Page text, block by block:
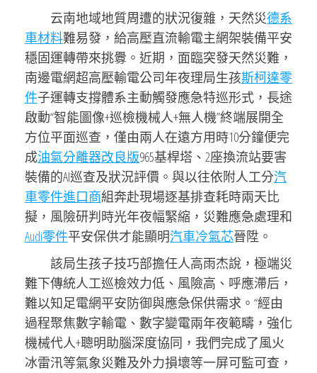
云南地域地質周遭的狀況復雜，天然災德系
車材料難易發，給高壓直流輸電主網架裝備平安
穩固運轉帶來挑釁。近期，面臨突發天然災難，
南邊電網超高壓輸電公司年夜理局生孩斯柯達零
件子運轉支撐體系主動觸發應急特巡形式，長途
啟動“智能圖像+巡檢機械人+無人機”終端展開全
方位平面巡查，僅由兩人在遠方用時10分鐘便完
成油氣分離器改良版965基桿塔、2座換流站要害
裝備的AI巡查及狀況評價。與以往依附人工分汽
車零件進口商組奔赴現場逐基排查耗時兩天比
擬，風險研判時光年夜幅緊縮，災難應急處理和
Audi零件平安保供才能顯明汽車冷氣芯晉陞。
該局生孩子技巧部擔任人高雨杰說，極端災
難下傳統人工巡檢效力低、風險高、呼應滯后，
難以知足電網平安防御與應急保供需求。“經由
過程聚焦數字輸電、數字變電兩年夜範疇，強化
機械代人+聰明助腦深度協同，我們完成了風火
冰雷汛等氣象災難及外力損壞等一屏可監可查，